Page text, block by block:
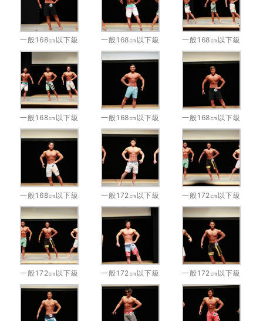
一般168㎝以下級 一般168㎝以下級 一般168㎝以下級
一般168㎝以下級 一般168㎝以下級 一般168㎝以下級
一般168㎝以下級 一般172㎝以下級 一般172㎝以下級
一般172㎝以下級 一般172㎝以下級 一般172㎝以下級